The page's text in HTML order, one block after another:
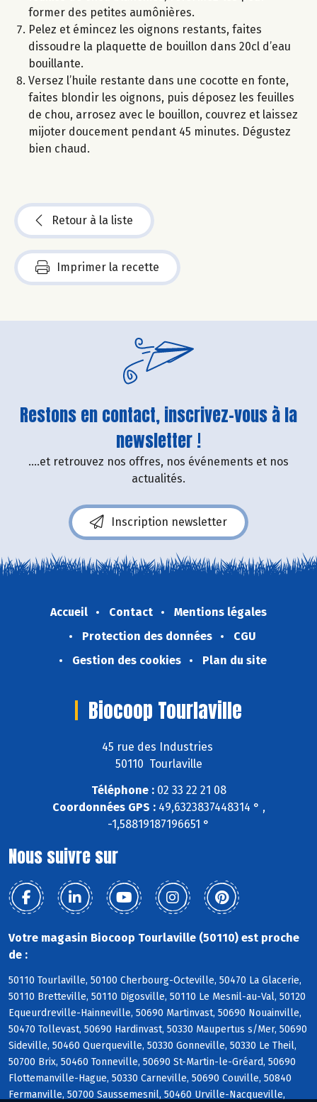
former des petites aumônières.
Pelez et émincez les oignons restants, faites
dissoudre la plaquette de bouillon dans 20cl d’eau
bouillante.
Versez l’huile restante dans une cocotte en fonte,
faites blondir les oignons, puis déposez les feuilles
de chou, arrosez avec le bouillon, couvrez et laissez
mijoter doucement pendant 45 minutes. Dégustez
bien chaud.
Retour à la liste
Imprimer la recette
Restons en contact, inscrivez-vous à la
newsletter !
....et retrouvez nos offres, nos événements et nos
actualités.
Inscription newsletter
Accueil Contact
Mentions légales
Protection des données
CGU
Gestion des cookies
Plan du site
Biocoop Tourlaville
45 rue des Industries
50110 Tourlaville
Téléphone :02 33 22 21 08
Coordonnées GPS :49,6323837448314 ° ,
-1,58819187196651 °
Nous suivre sur
Votre magasin Biocoop Tourlaville (50110) est proche
de :
50110 Tourlaville, 50100 Cherbourg-Octeville, 50470 La Glacerie,
50110 Bretteville, 50110 Digosville, 50110 Le Mesnil-au-Val, 50120
Equeurdreville-Hainneville, 50690 Martinvast, 50690 Nouainville,
50470 Tollevast, 50690 Hardinvast, 50330 Maupertus s/Mer, 50690
Sideville, 50460 Querqueville, 50330 Gonneville, 50330 Le Theil,
50700 Brix, 50460 Tonneville, 50690 St-Martin-le-Gréard, 50690
Flottemanville-Hague, 50330 Carneville, 50690 Couville, 50840
Fermanville, 50700 Saussemesnil, 50460 Urville-Nacqueville,